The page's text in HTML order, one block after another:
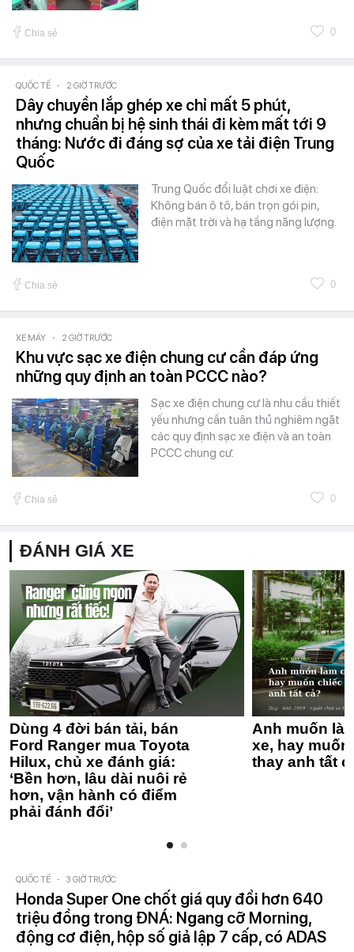
Chia sẻ 0
QUỐC TẾ - 2 GIỜ TRƯỚC
Dây chuyền lắp ghép xe chỉ mất 5 phút,
nhưng chuẩn bị hệ sinh thái đi kèm mất tới 9
tháng: Nước đi đáng sợ của xe tải điện Trung
Quốc
Trung Quốc đổi luật chơi xe điện:
Không bán ô tô, bán trọn gói pin,
điện mặt trời và hạ tầng năng lượng.
Chia sẻ 0
XE MÁY - 2 GIỜ TRƯỚC
Khu vực sạc xe điện chung cư cần đáp ứng
những quy định an toàn PCCC nào?
Sạc xe điện chung cư là nhu cầu thiết
yếu nhưng cần tuân thủ nghiêm ngặt
các quy định sạc xe điện và an toàn
PCCC chung cư.
Chia sẻ 0
ĐÁNH GIÁ XE
Dùng 4 đời bán tải, bán
Ford Ranger mua Toyota
Hilux, chủ xe đánh giá:
‘Bền hơn, lâu dài nuôi rẻ
hơn, vận hành có điểm
phải đánh đổi’
Anh muốn
xe, hay
thay anh tất
QUỐC TẾ - 3 GIỜ TRƯỚC
Honda Super One chốt giá quy đổi hơn 640
triệu đồng trong ĐNÁ: Ngang cỡ Morning,
động cơ điện, hộp số giả lập 7 cấp, có ADAS